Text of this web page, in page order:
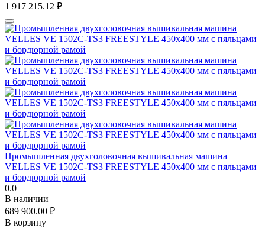
1 917 215.12 ₽
Промышленная двухголовочная вышивальная машина
VELLES VE 1502C-TS3 FREESTYLE 450x400 мм с пяльцами
и бордюрной рамой
0.0
В наличии
689 900.00 ₽
В корзину